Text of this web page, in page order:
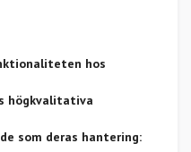
hos
högkvalitativa
som deras hantering: